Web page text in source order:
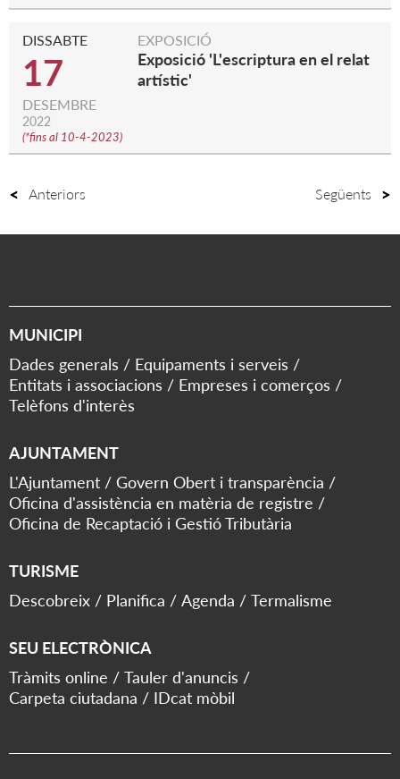
DISSABTE
17
DESEMBRE
2022
(*fins al 10-4-2023)
EXPOSICIÓ
Exposició 'L'escriptura en el relat
artístic'
Anteriors Següents
MUNICIPI
Dades generals
Equipaments i serveis
Entitats i associacions
Empreses i comerços
Telèfons d'interès
AJUNTAMENT
L'Ajuntament
Govern Obert i transparència
Oficina d'assistència en matèria de registre
Oficina de Recaptació i Gestió Tributària
TURISME
Descobreix
Planifica Agenda Termalisme
SEU ELECTRÒNICA
Tràmits online
Tauler d'anuncis
Carpeta ciutadana
IDcat mòbil